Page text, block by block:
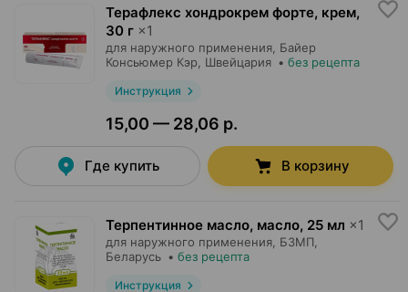
Терафлекс хондрокрем форте, крем,
30 г ×1
для наружного применения, Байер
Консьюмер Кэр , Швейцария • без рецепта
Инструкция
15,00 — 28,06 р.
Где купить В корзину
Терпентинное масло, масло, 25 мл ×1
для наружного применения, БЗМП
Беларусь • без рецепта
Инструкция